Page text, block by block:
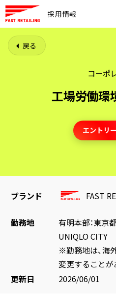
採用情報
戻る
コーポ
工場労働環
エントリ
ブランド FAST
勤務地
有明本部：東京
UNIQLO CITY
※勤務地は、海
変更することが
更新日
2026/06/01